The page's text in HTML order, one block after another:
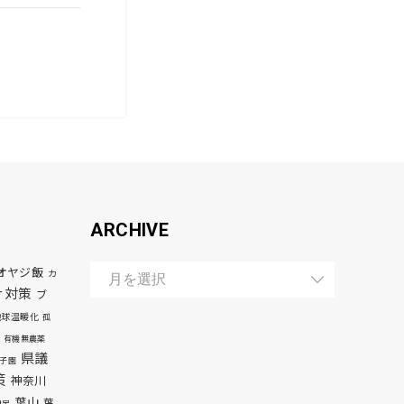
ヤジ飯 カ
対策 ブ
球温暖化 孤
有機無農薬
園 県議
神奈川
ARCHIVE